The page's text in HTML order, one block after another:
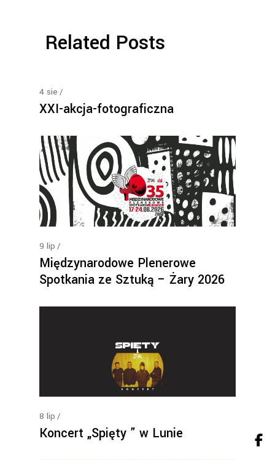
Related Posts
4 sie
XXI-akcja-fotograficzna
9 lip
Międzynarodowe Plenerowe
Spotkania ze Sztuką – Żary 2026
8 lip
Koncert „Spięty ” w Lunie